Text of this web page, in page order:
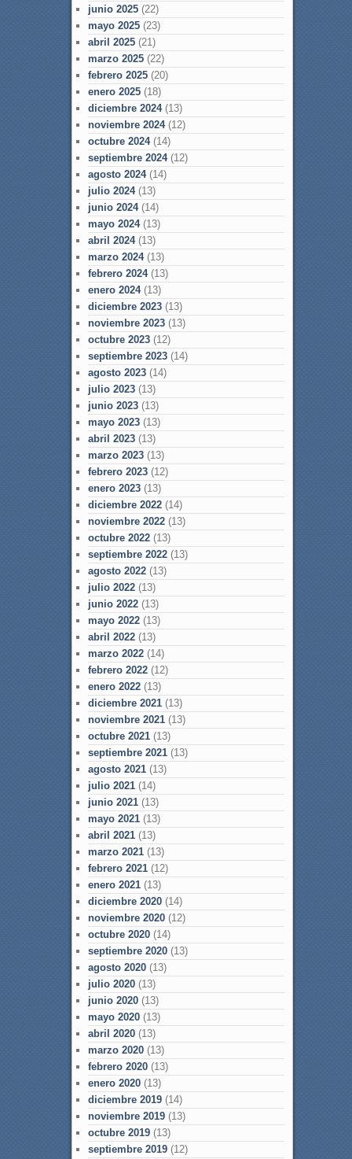
junio 2025(22)
mayo 2025(23)
abril 2025(21)
marzo 2025(22)
febrero 2025(20)
enero 2025(18)
diciembre 2024(13)
noviembre 2024(12)
octubre 2024(14)
septiembre 2024(12)
agosto 2024(14)
julio 2024(13)
junio 2024(14)
mayo 2024(13)
abril 2024(13)
marzo 2024(13)
febrero 2024(13)
enero 2024(13)
diciembre 2023(13)
noviembre 2023(13)
octubre 2023(12)
septiembre 2023(14)
agosto 2023(14)
julio 2023(13)
junio 2023(13)
mayo 2023(13)
abril 2023(13)
marzo 2023(13)
febrero 2023(12)
enero 2023(13)
diciembre 2022(14)
noviembre 2022(13)
octubre 2022(13)
septiembre 2022(13)
agosto 2022(13)
julio 2022(13)
junio 2022(13)
mayo 2022(13)
abril 2022(13)
marzo 2022(14)
febrero 2022(12)
enero 2022(13)
diciembre 2021(13)
noviembre 2021(13)
octubre 2021(13)
septiembre 2021(13)
agosto 2021(13)
julio 2021(14)
junio 2021(13)
mayo 2021(13)
abril 2021(13)
marzo 2021(13)
febrero 2021(12)
enero 2021(13)
diciembre 2020(14)
noviembre 2020(12)
octubre 2020(14)
septiembre 2020(13)
agosto 2020(13)
julio 2020(13)
junio 2020(13)
mayo 2020(13)
abril 2020(13)
marzo 2020(13)
febrero 2020(13)
enero 2020(13)
diciembre 2019(14)
noviembre 2019(13)
octubre 2019(13)
septiembre 2019(12)